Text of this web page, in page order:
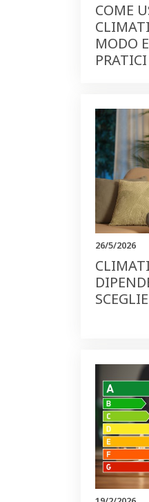
COME
MODO
PRATICI
26/5/2026